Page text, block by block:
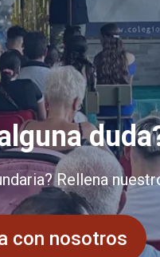
Rellena
con nosotros